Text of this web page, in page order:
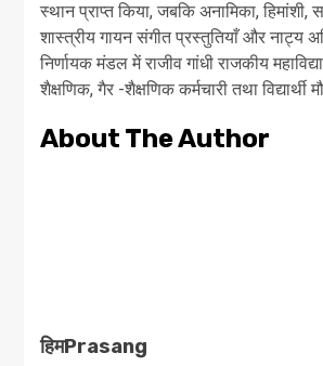
स्थान प्राप्त किया, जबकि अनामिका, हिमांशी,
शास्त्रीय गायन संगीत प्रस्तुतियाँ और नाट्य
निर्णायक मंडल में राजीव गांधी राजकीय
शैक्षणिक, गैर -शैक्षणिक कर्मचारी तथा विद्यार्थी
About The Author
हिमPrasang